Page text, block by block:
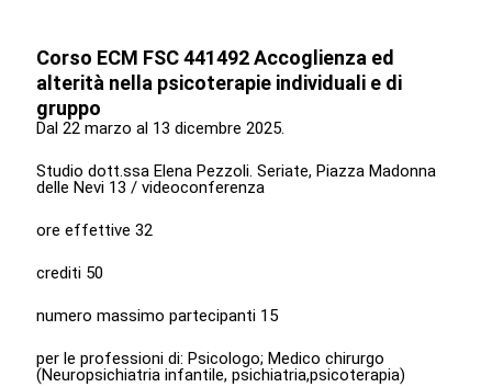
Corso ECM FSC 441492 Accoglienza ed
alterità nella psicoterapie individuali e di
gruppo
Dal 22 marzo al 13 dicembre 2025.
Studio dott.ssa Elena Pezzoli. Seriate, Piazza Madonna
delle Nevi 13 / videoconferenza
ore effettive 32
crediti 50
numero massimo partecipanti 15
per le professioni di: Psicologo; Medico chirurgo
(Neuropsichiatria infantile, psichiatria,psicoterapia)